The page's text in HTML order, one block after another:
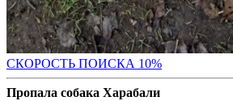
СКОРОСТЬ ПОИСКА 10%
Пропала собака Харабали